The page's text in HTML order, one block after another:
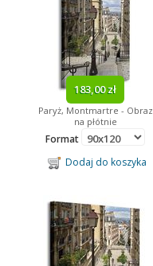
183,00 zł
Paryż, Montmartre - Obraz
na płótnie
Format
Dodaj do koszyka